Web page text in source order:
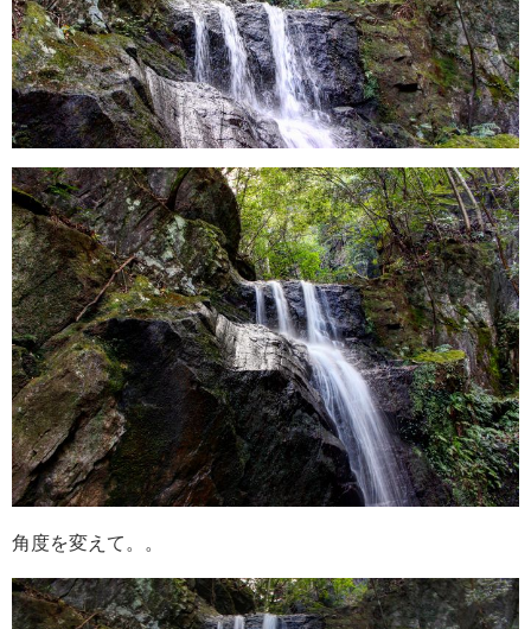
角度を変えて。。